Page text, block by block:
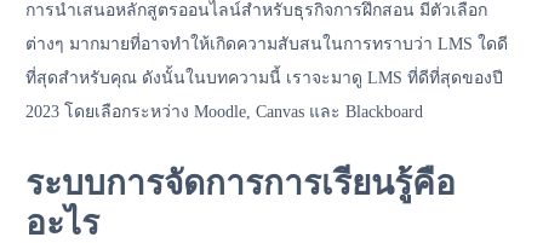
การนำเสนอหลักสูตรออนไลน์สำหรับธุรกิจการฝึกสอน มีตัวเลือก
ต่างๆ มากมายที่อาจทำให้เกิดความสับสนในการทราบว่า LMS ใดดี
ที่สุดสำหรับคุณ ดังนั้นในบทความนี้ เราจะมาดู LMS ที่ดีที่สุดของปี
2023 โดยเลือกระหว่าง Moodle, Canvas และ Blackboard
ระบบการจัดการการเรียนรู้คือ
อะไร